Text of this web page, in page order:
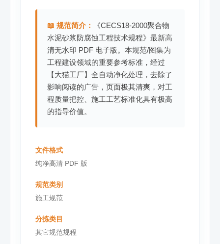
📖 规范简介：
《CECS18-2000聚合物
水泥砂浆防腐蚀工程技术规程》最新高
清无水印 PDF 电子版。本规范/图集为
工程建设领域的重要参考标准，经过
【大猫工厂】全自动净化处理，去除了
影响阅读的广告，页面极其清爽，对工
程质量把控、施工工艺标准化具有极高
的指导价值。
文件格式
纯净高清 PDF 版
规范类别
施工规范
分拣类目
其它规范规程